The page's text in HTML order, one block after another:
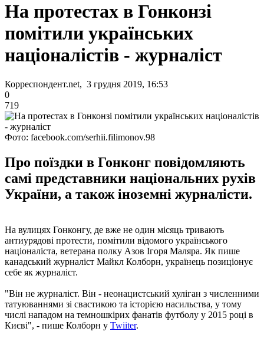
На протестах в Гонконзі
помітили українських
націоналістів - журналіст
Корреспондент.net, 3 грудня 2019, 16:53
0
719
Фото: facebook.com/serhii.filimonov.98
Про поїздки в Гонконг повідомляють
самі представники національних рухів
України, а також іноземні журналісти.
На вулицях Гонконгу, де вже не один місяць тривають
антиурядові протести, помітили відомого українського
націоналіста, ветерана полку Азов Ігоря Маляра. Як пише
канадський журналіст Майкл Колборн, українець позиціонує
себе як журналіст.
"Він не журналіст. Він - неонацистський хуліган з численними
татуюваннями зі свастикою та історією насильства, у тому
числі нападом на темношкірих фанатів футболу у 2015 році в
Києві", - пише Колборн у Twiiter.